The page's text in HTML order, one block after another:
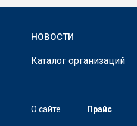
НОВОСТИ
Каталог организаций
О сайте Прайс